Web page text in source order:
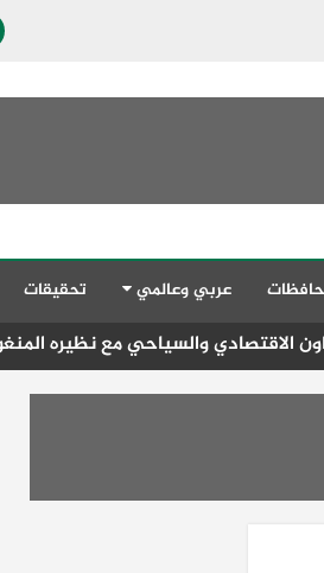
عربي وعالمي تحقيقات
والسياحي مع نظيره المنغولي